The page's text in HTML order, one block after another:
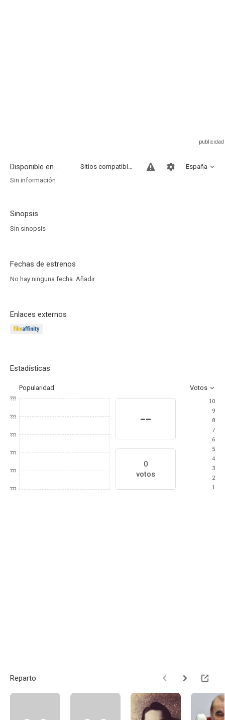
Disponible en... España
Sitios compatibles
Sin información
Sinopsis
Sin sinopsis
Fechas de estrenos
No hay ninguna fecha. Añadir
Enlaces externos
Estadísticas
Popularidad Votos
???
???
???
???
???
???
--
0
votos
10
9
8
7
6
5
4
3
2
1
Reparto